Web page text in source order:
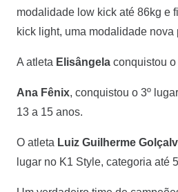
modalidade low kick até 86kg e
kick light, uma modalidade nova
A atleta Elisângela conquistou o
Ana Fênix, conquistou o 3º
13 a 15 anos.
O atleta Luiz Guilherme
lugar no K1 Style, categoria até